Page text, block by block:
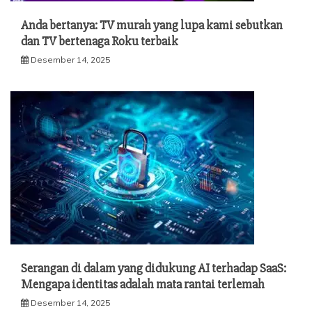
Anda bertanya: TV murah yang lupa kami sebutkan
dan TV bertenaga Roku terbaik
Desember 14, 2025
Serangan di dalam yang didukung AI terhadap SaaS:
Mengapa identitas adalah mata rantai terlemah
Desember 14, 2025